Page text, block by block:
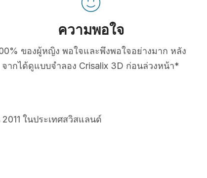
ความพอใจ
ของผู้หญิง พอใจและพึงพอใจอย่างมาก หลัง
จากได้ดูแบบจำลอง Crisalix 3D ก่อนล่วงหน้า*
ในประเทศสวิสแลนด์